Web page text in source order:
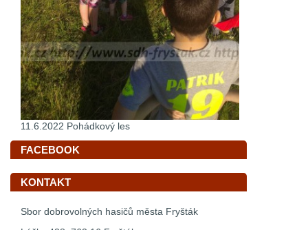
11.6.2022 Pohádkový les
FACEBOOK
KONTAKT
Sbor dobrovolných hasičů města Fryšták